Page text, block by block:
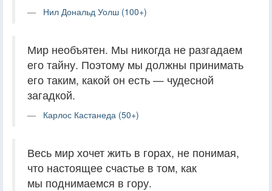
Нил Дональд Уолш (100+)
Мир необъятен. Мы никогда не разгадаем
его тайну. Поэтому мы должны принимать
его таким, какой он есть — чудесной
загадкой.
Карлос Кастанеда (50+)
Весь мир хочет жить в горах, не понимая,
что настоящее счастье в том, как
мы поднимаемся в гору.